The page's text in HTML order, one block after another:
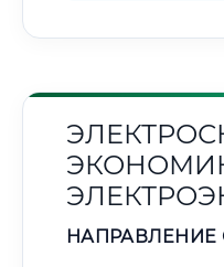
НАПРАВЛЕНИЕ